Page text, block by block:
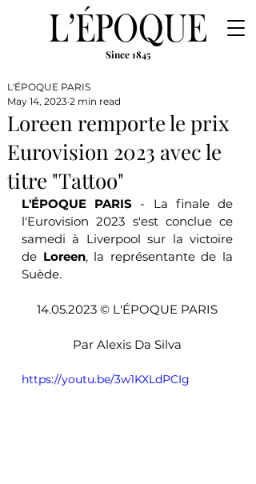
Since 1845
Loreen remporte le prix
Eurovision 2023 avec le
titre "Tattoo"
L'ÉPOQUE PARIS
May 14, 2023 2 min read
L'ÉPOQUE PARIS - La finale de
l'Eurovision 2023 s'est conclue ce
samedi à Liverpool sur la victoire
de Loreen, la représentante de la
Suède.
14.05.2023 © L'ÉPOQUE PARIS
Par Alexis Da Silva
https://youtu.be/3w1KXLdPCIg